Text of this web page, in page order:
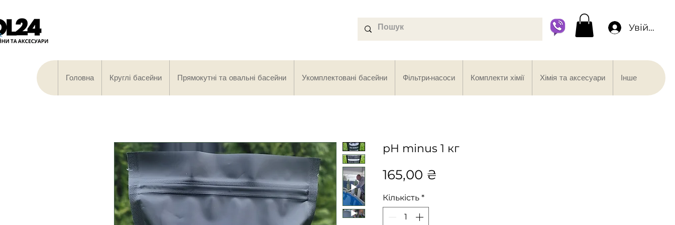
Увійти
pH minus 1 кг
165,00 ₴
Кількість *
Головна Круглі басейни Прямокутні та овальні басейни Укомплектовані басейни Фільтри-насоси Комплекти хімії Хімія та аксесуари Інше